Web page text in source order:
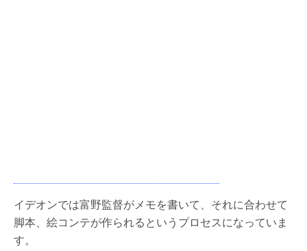
イデオンでは富野監督がメモを書いて、それに合わせて
脚本、絵コンテが作られるというプロセスになっていま
す。